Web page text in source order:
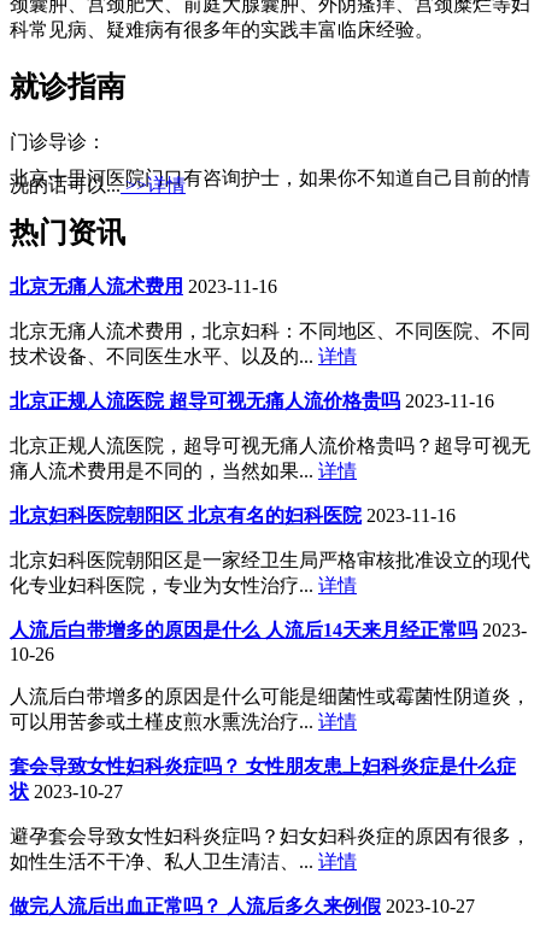
科常见病、疑难病有很多年的实践丰富临床经验。
就诊指南
门诊导诊：
北京十里河医院门口有咨询护士，如果你不知道自己目前的情
况的话可以...>>详情
热门资讯
北京无痛人流术费用 2023-11-16
北京无痛人流术费用，北京妇科：不同地区、不同医院、不同
技术设备、不同医生水平、以及的... 详情
北京正规人流医院 超导可视无痛人流价格贵吗 2023-11-16
北京正规人流医院，超导可视无痛人流价格贵吗？超导可视无
痛人流术费用是不同的，当然如果... 详情
北京妇科医院朝阳区 北京有名的妇科医院 2023-11-16
北京妇科医院朝阳区是一家经卫生局严格审核批准设立的现代
化专业妇科医院，专业为女性治疗... 详情
人流后白带增多的原因是什么 人流后14天来月经正常吗 2023-
10-26
人流后白带增多的原因是什么可能是细菌性或霉菌性阴道炎，
可以用苦参或土槿皮煎水熏洗治疗... 详情
套会导致女性妇科炎症吗？ 女性朋友患上妇科炎症是什么症
状 2023-10-27
避孕套会导致女性妇科炎症吗？妇女妇科炎症的原因有很多，
如性生活不干净、私人卫生清洁、... 详情
做完人流后出血正常吗？ 人流后多久来例假 2023-10-27